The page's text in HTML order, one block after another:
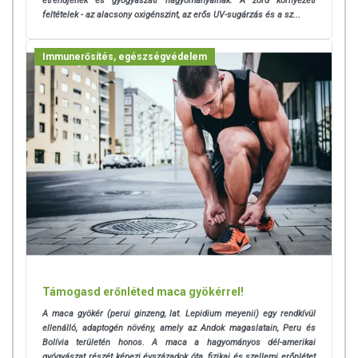
TOVÁBBI TUDNIVALÓK
Tárolás:Száraz, sötét, hűvös helyen.
Forgalmazza:Myrobalan Herbal Med Kft.
feltételek - az alacsony oxigénszint, az erős UV-sugárzás és a sz...
Immunerősítés, egészségvédelem
Támogasd erőnléted maca gyökérrel!
A maca gyökér (perui ginzeng, lat. Lepidium meyenii) egy rendkívül
ellenálló, adaptogén növény, amely az Andok magaslatain, Peru és
Bolívia területén honos. A maca a hagyományos dél-amerikai